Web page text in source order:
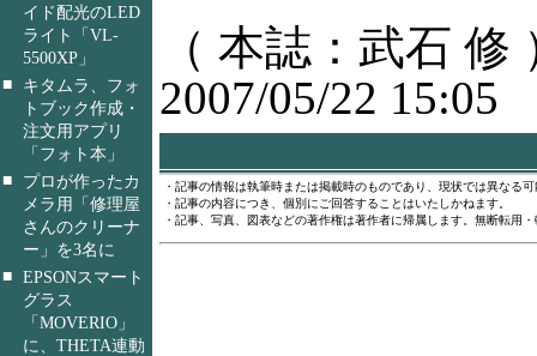
イド配光のLED
ライト「VL-
5500XP」
■
キタムラ、フォ
トブック作成・
注文用アプリ
「フォト本」
■
プロが作ったカ
メラ用「修理屋
さんのクリーナ
ー」を3名に
■ EPSONスマート
グラス
「MOVERIO」
に、THETA連動
（ 本誌：武石 修
2007/05/22 15:05
・記事の情報は執筆時または掲載時のものであり、現状では異なる
・記事の内容につき、個別にご回答することはいたしかねます。
・記事、写真、図表などの著作権は著作者に帰属します。無断転用